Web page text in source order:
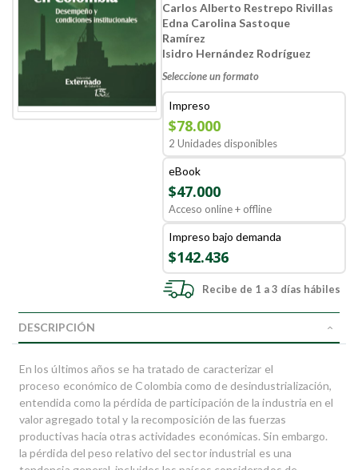
Carlos Alberto Restrepo Rivillas
Edna Carolina Sastoque
Ramírez
Isidro Hernández Rodríguez
Seleccione un formato
Impreso
$78.000
2 Unidades disponibles
eBook
$47.000
Acceso online + offline
Impreso bajo demanda
$142.436
Recibe de 1 a 3 días hábiles
DESCRIPCIÓN
En los últimos años se ha tratado de caracterizar el
proceso económico de Colombia como de desindustrialización,
entendida como la pérdida de participación de la industria en el
valor agregado total y la recomposición de las fuerzas
productivas hacia otras actividades económicas. Sin embargo.
la pérdida del peso relativo del sector industrial es una